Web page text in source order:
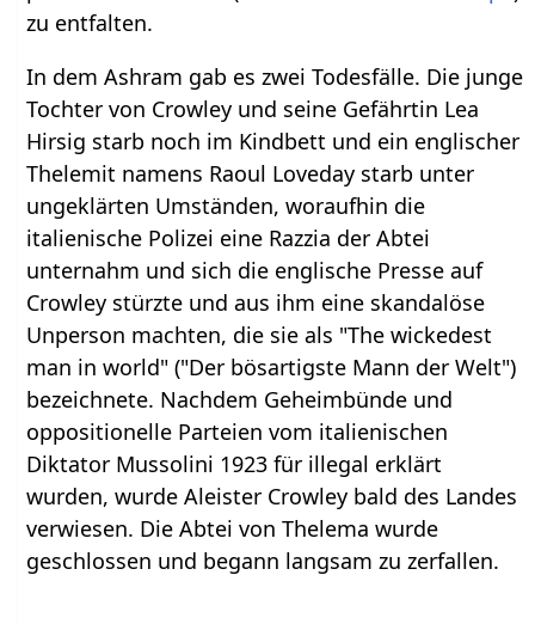
zu entfalten.
In dem Ashram gab es zwei Todesfälle. Die junge
Tochter von Crowley und seine Gefährtin Lea
Hirsig starb noch im Kindbett und ein englischer
Thelemit namens Raoul Loveday starb unter
ungeklärten Umständen, woraufhin die
italienische Polizei eine Razzia der Abtei
unternahm und sich die englische Presse auf
Crowley stürzte und aus ihm eine skandalöse
Unperson machten, die sie als "The wickedest
man in world" ("Der bösartigste Mann der Welt")
bezeichnete. Nachdem Geheimbünde und
oppositionelle Parteien vom italienischen
Diktator Mussolini 1923 für illegal erklärt
wurden, wurde Aleister Crowley bald des Landes
verwiesen. Die Abtei von Thelema wurde
geschlossen und begann langsam zu zerfallen.